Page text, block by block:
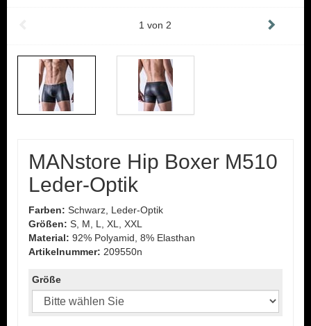
1 von 2
MANstore Hip Boxer M510
Leder-Optik
Farben: Schwarz, Leder-Optik
Größen: S, M, L, XL, XXL
Material: 92% Polyamid, 8% Elasthan
Artikelnummer: 209550n
Größe